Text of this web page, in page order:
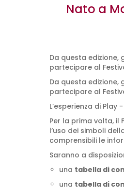
Nato a
Da questa edizione,
partecipare al
Da questa
partecipare al
L’esperienza di
Per la prima volta, il
l’uso dei simboli
comprensibili le
Saranno a
una tabella di
una tabella di